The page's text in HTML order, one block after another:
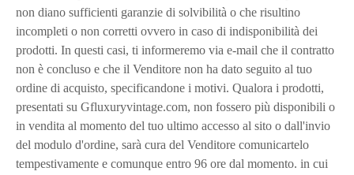
non diano sufficienti garanzie di solvibilità o che risultino
incompleti o non corretti ovvero in caso di indisponibilità dei
prodotti. In questi casi, ti informeremo via e-mail che il contratto
non è concluso e che il Venditore non ha dato seguito al tuo
ordine di acquisto, specificandone i motivi. Qualora i prodotti,
presentati su Gfluxuryvintage.com, non fossero più disponibili o
in vendita al momento del tuo ultimo accesso al sito o dall'invio
del modulo d'ordine, sarà cura del Venditore comunicartelo
tempestivamente e comunque entro 96 ore dal momento. in cui